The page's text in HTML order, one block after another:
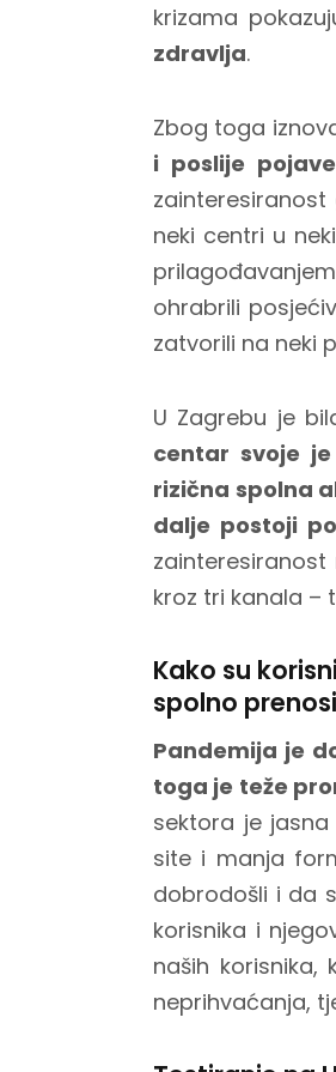
krizama
zdravlja.
Zbog toga
i poslije
neki centri u
ohrabrili
zatvorili na neki
U Zagrebu je
centar svoje
rizična spolna
dalje postoji
kroz tri kanala –
Kako su
spolno
Pandemija je
toga je teže
sektora je
site i manja
dobrodošli i da
korisnika i
naših
neprihvaćanja,